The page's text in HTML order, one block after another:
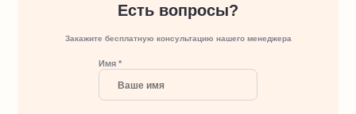
Есть вопросы?
Закажите бесплатную консультацию нашего менеджера
Имя *